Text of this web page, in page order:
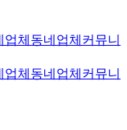
업체 동네업체 커뮤니
업체 동네업체 커뮤니